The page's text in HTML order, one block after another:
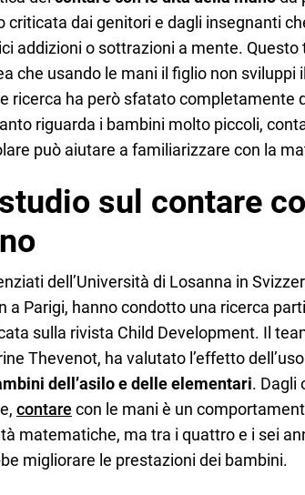
criticata dai genitori e dagli insegnanti
addizioni o sottrazioni a mente. Questo
che usando le mani il figlio non sviluppi il
ricerca ha però sfatato completamente
riguarda i bambini molto piccoli,
può aiutare a familiarizzare con la
sul contare
dell’Università di Losanna in
a Parigi, hanno condotto una ricerca
sulla rivista Child Development. Il
Thevenot, ha valutato l’effetto
dell’asilo e delle elementari. Dagli
contare con le mani è un
matematiche, ma tra i quattro e i sei
migliorare le prestazioni dei bambini.